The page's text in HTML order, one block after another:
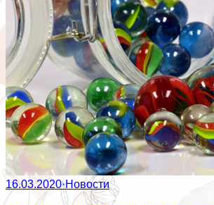
16.03.2020·Новости